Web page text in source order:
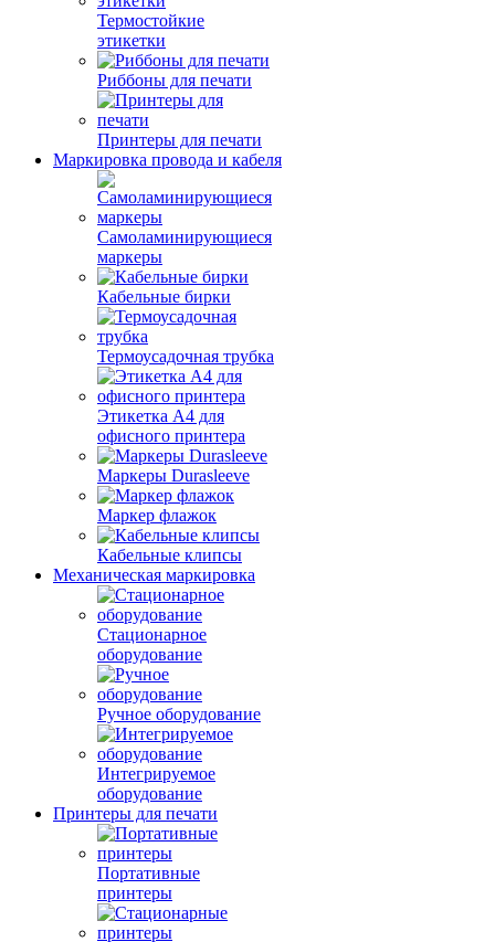
Термостойкие
этикетки
Риббоны для печати
Принтеры для печати
Маркировка провода и кабеля
Самоламинирующиеся
маркеры
Кабельные бирки
Термоусадочная трубка
Этикетка А4 для
офисного принтера
Маркеры Durasleeve
Маркер флажок
Кабельные клипсы
Механическая маркировка
Стационарное
оборудование
Ручное оборудование
Интегрируемое
оборудование
Принтеры для печати
Портативные
принтеры